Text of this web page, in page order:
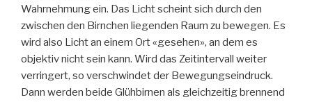
Wahrnehmung ein. Das Licht scheint sich durch den
zwischen den Birnchen liegenden Raum zu bewegen. Es
wird also Licht an einem Ort «gesehen», an dem es
objektiv nicht sein kann. Wird das Zeitintervall weiter
verringert, so verschwindet der Bewegungseindruck.
Dann werden beide Glühbirnen als gleichzeitig brennend